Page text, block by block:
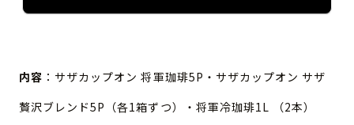
内容 ：サザカップオン 将軍珈琲5P・サザカップオン サザ
贅沢ブレンド5P（各1箱ずつ）・将軍冷珈琲1L （2本）